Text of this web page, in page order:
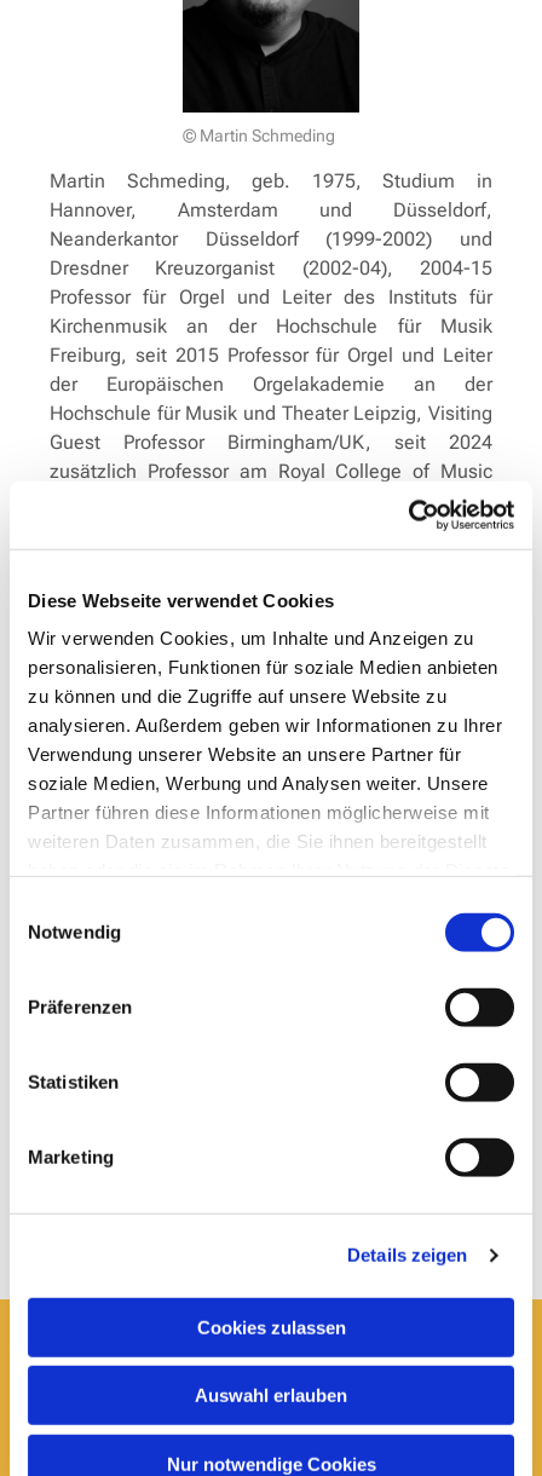
Diese Webseite verwendet Cookies
Wir verwenden Cookies, um Inhalte und Anzeigen zu
personalisieren, Funktionen für soziale Medien anbieten
zu können und die Zugriffe auf unsere Website zu
analysieren. Außerdem geben wir Informationen zu Ihrer
Verwendung unserer Website an unsere Partner für
soziale Medien, Werbung und Analysen weiter. Unsere
Partner führen diese Informationen möglicherweise mit
weiteren Daten zusammen, die Sie ihnen bereitgestellt
Notwendig
Präferenzen
Statistiken
Marketing
Details zeigen
Cookies zulassen
Auswahl erlauben
Nur notwendige Cookies
© Martin Schmeding
Martin Schmeding, geb. 1975, Studium in
Hannover, Amsterdam und Düsseldorf,
Neanderkantor Düsseldorf (1999-2002) und
Dresdner Kreuzorganist (2002-04), 2004-15
Professor für Orgel und Leiter des Instituts für
Kirchenmusik an der Hochschule für Musik
Freiburg, seit 2015 Professor für Orgel und Leiter
der Europäischen Orgelakademie an der
Hochschule für Musik und Theater Leipzig, Visiting
Guest Professor Birmingham/UK, seit 2024
zusätzlich Professor am Royal College of Music
London, zahlreiche Preise bei bedeutenden
nationalen und internationalen Wettbewerben, seit
2023 Associate Researcher an der Theologischen
Schallplattenkritik (Bestenliste), 2010 Echo Klassik
als Instrumentalist des Jahres, daneben
umfangreiche künstlerische Konzerttätigkeit, 2017
Professor des Jahres (Geisteswissenschaften),
Publikationen von Noten und Fachartikeln, Juror
und Dozent bei internationalen Meisterkursen,
2021 Promotion (Dr. phil).
Hier erreichen Sie uns:
Ev.-luth. Domkirche St. Blasii zu Braunschweig
Domplatz 5
38100 Braunschweig